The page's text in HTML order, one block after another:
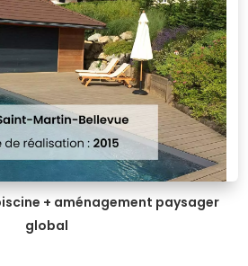
+ aménagement paysager
global